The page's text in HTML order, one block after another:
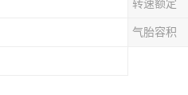
转速额定
气胎容积